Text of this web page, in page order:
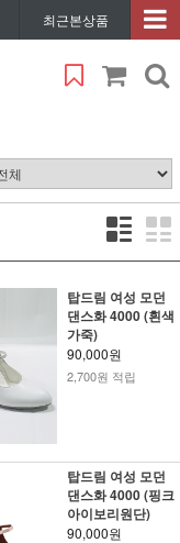
최근본상품
탑드림 여성 모던
댄스화 4000 (흰색
가죽)
90,000원
2,700원 적립
탑드림 여성 모던
댄스화 4000 (핑크
아이보리원단)
90,000원